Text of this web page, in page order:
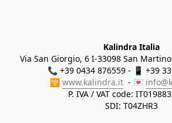
Kalindra Italia
Via San Giorgio, 6 I-33098 San
📞 +39 0434 876559 - 📱 +39
🛜 www.kalindra.it
  - 💌
P. IVA / VAT code:
SDI: T04ZHR3